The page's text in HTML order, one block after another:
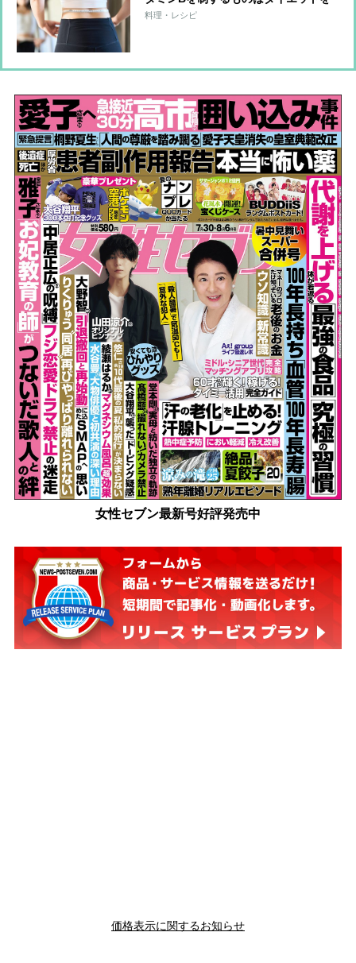
制す」の理由
料理・レシピ
女性セブン最新号好評発売中
価格表示に関するお知らせ